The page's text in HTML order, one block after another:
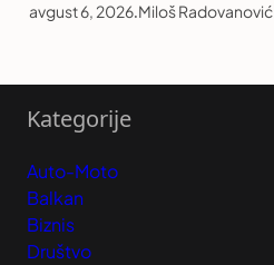
avgust 6, 2026.Miloš Radovanović
Kategorije
Auto-Moto
Balkan
Biznis
Društvo